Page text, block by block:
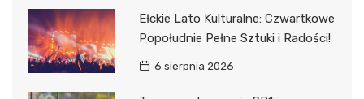
Ełckie Lato Kulturalne: Czwartkowe
Popołudnie Pełne Sztuki i Radości!
6 sierpnia 2026